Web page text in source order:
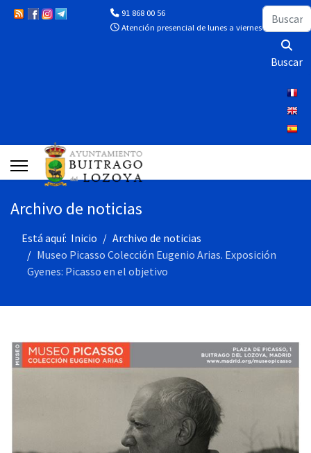
91 868 00 56
Atención presencial de lunes a viernes de 10:00 a
Buscar
Buscar
Archivo de noticias
Está aquí: Inicio
Archivo de noticias
Museo Picasso Colección Eugenio Arias. Exposición
Gyenes: Picasso en el objetivo